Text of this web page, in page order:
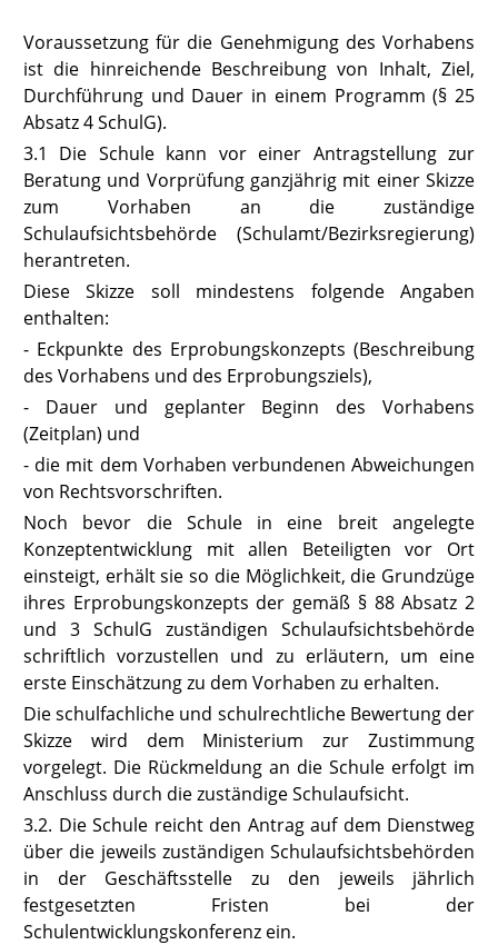
Voraussetzung für die Genehmigung des Vorhabens
ist die hinreichende Beschreibung von Inhalt, Ziel,
Durchführung und Dauer in einem Programm (§ 25
Absatz 4 SchulG).
3.1 Die Schule kann vor einer Antragstellung zur
Beratung und Vorprüfung ganzjährig mit einer Skizze
zum Vorhaben an die zuständige
Schulaufsichtsbehörde (Schulamt/Bezirksregierung)
herantreten.
Diese Skizze soll mindestens folgende Angaben
enthalten:
- Eckpunkte des Erprobungskonzepts (Beschreibung
des Vorhabens und des Erprobungsziels),
- Dauer und geplanter Beginn des Vorhabens
(Zeitplan) und
- die mit dem Vorhaben verbundenen Abweichungen
von Rechtsvorschriften.
Noch bevor die Schule in eine breit angelegte
Konzeptentwicklung mit allen Beteiligten vor Ort
einsteigt, erhält sie so die Möglichkeit, die Grundzüge
ihres Erprobungskonzepts der gemäß § 88 Absatz 2
und 3 SchulG zuständigen Schulaufsichtsbehörde
schriftlich vorzustellen und zu erläutern, um eine
erste Einschätzung zu dem Vorhaben zu erhalten.
Die schulfachliche und schulrechtliche Bewertung der
Skizze wird dem Ministerium zur Zustimmung
vorgelegt. Die Rückmeldung an die Schule erfolgt im
Anschluss durch die zuständige Schulaufsicht.
3.2. Die Schule reicht den Antrag auf dem Dienstweg
über die jeweils zuständigen Schulaufsichtsbehörden
in der Geschäftsstelle zu den jeweils jährlich
festgesetzten Fristen bei der
Schulentwicklungskonferenz ein.